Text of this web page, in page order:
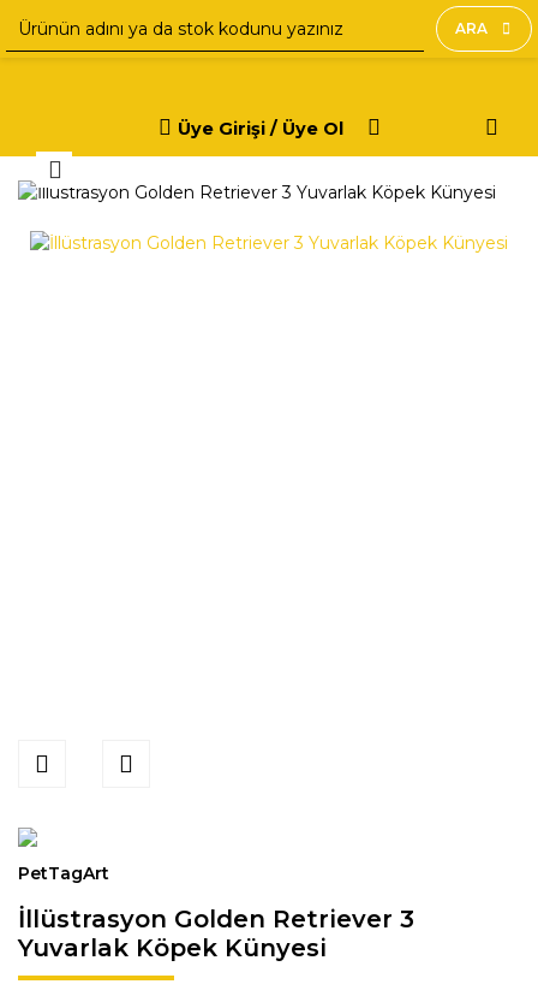
ARA
Üye Girişi / Üye Ol
PetTagArt
İllüstrasyon Golden Retriever 3
Yuvarlak Köpek Künyesi